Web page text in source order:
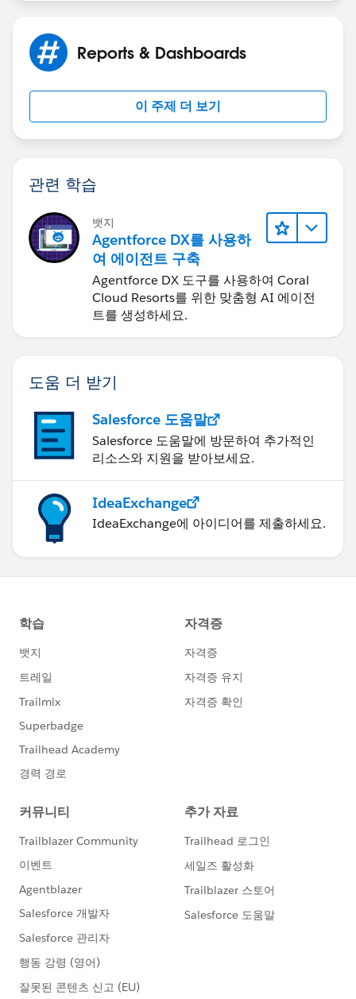
Reports & Dashboards
이 주제 더 보기
관련 학습
뱃지
Agentforce DX를 사용하
여 에이전트 구축
Agentforce DX 도구를 사용하여 Coral
Cloud Resorts를 위한 맞춤형 AI 에이전
트를 생성하세요.
도움 더 받기
Salesforce 도움말
Salesforce 도움말에 방문하여 추가적인
리소스와 지원을 받아보세요.
IdeaExchange
IdeaExchange에 아이디어를 제출하세요.